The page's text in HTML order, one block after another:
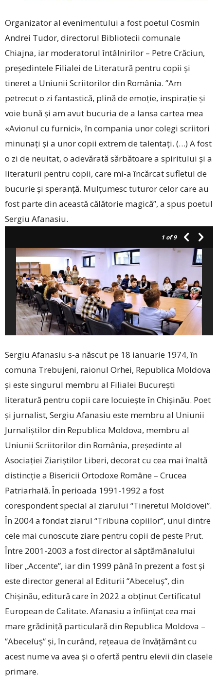
Organizator al evenimentului a fost poetul Cosmin
Andrei Tudor, directorul Bibliotecii comunale
Chiajna, iar moderatorul întâlnirilor – Petre Crăciun,
președintele Filialei de Literatură pentru copii și
tineret a Uniunii Scriitorilor din România. ”Am
petrecut o zi fantastică, plină de emoție, inspirație și
voie bună și am avut bucuria de a lansa cartea mea
«Avionul cu furnici», în compania unor colegi scriitori
minunați și a unor copii extrem de talentați. (…) A fost
o zi de neuitat, o adevărată sărbătoare a spiritului și a
literaturii pentru copii, care mi-a încărcat sufletul de
bucurie și speranță. Mulțumesc tuturor celor care au
fost parte din această călătorie magică”, a spus poetul
Sergiu Afanasiu.
1 of 9
Sergiu Afanasiu s-a născut pe 18 ianuarie 1974, în
comuna Trebujeni, raionul Orhei, Republica Moldova
și este singurul membru al Filialei București
literatură pentru copii care locuiește în Chișinău. Poet
și jurnalist, Sergiu Afanasiu este membru al Uniunii
Jurnaliștilor din Republica Moldova, membru al
Uniunii Scriitorilor din România, președinte al
Asociaţiei Ziariștilor Liberi, decorat cu cea mai înaltă
distincţie a Bisericii Ortodoxe Române – Crucea
Patriarhală. În perioada 1991-1992 a fost
corespondent special al ziarului “Tineretul Moldovei”.
În 2004 a fondat ziarul “Tribuna copiilor”, unul dintre
cele mai cunoscute ziare pentru copii de peste Prut.
Între 2001-2003 a fost director al săptămânalului
liber „Accente”, iar din 1999 până în prezent a fost și
este director general al Editurii “Abeceluș“, din
Chișinău, editură care în 2022 a obținut Certificatul
European de Calitate. Afanasiu a înființat cea mai
mare grădiniță particulară din Republica Moldova –
”Abeceluș” și, în curând, rețeaua de învățământ cu
acest nume va avea și o ofertă pentru elevii din clasele
primare.